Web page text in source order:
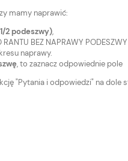
mamy naprawić:
2 podeszwy),
BEZ NAPRAWY
naprawy.
, to zaznacz odpowiednie pole
"Pytania i odpowiedzi" na dole